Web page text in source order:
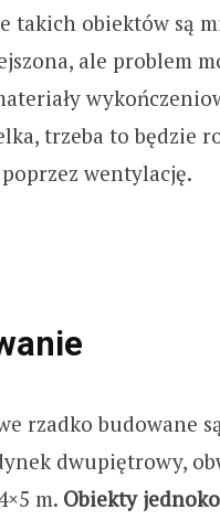
takich obiektów są
ale problem
trzeba to będzie
wentylację.
rzadko budowane
dwupiętrowy,
m. Obiekty